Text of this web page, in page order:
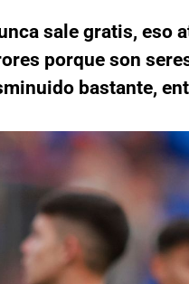
sale gratis, eso
porque son
bastante,